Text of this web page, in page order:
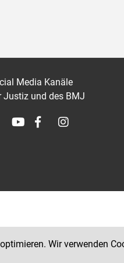
Media Kanäle
Justiz und des BMJ
Wir verwenden